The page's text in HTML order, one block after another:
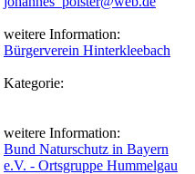
weitere Information:
Bürgerverein Hinterkleebach
Kategorie:
weitere Information:
Bund Naturschutz in Bayern
e.V. - Ortsgruppe Hummelgau